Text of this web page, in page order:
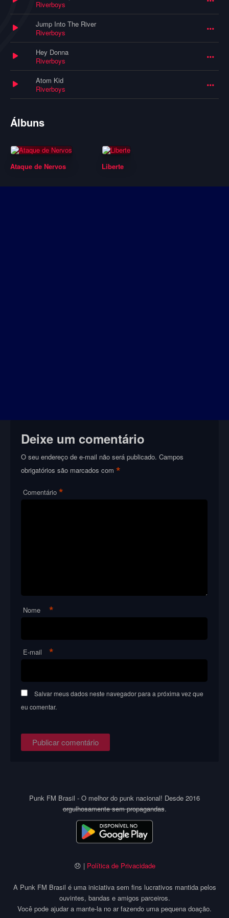
Riverboys
Jump Into The River
Riverboys
Hey Donna
Riverboys
Atom Kid
Riverboys
Álbuns
Ataque de Nervos Liberte
Deixe um comentário
O seu endereço de e-mail não será publicado. Campos
obrigatórios são marcados com*
Comentário *
Nome *
E-mail *
Salvar meus dados neste navegador para a próxima vez que
eu comentar.
Punk FM Brasil - O melhor do punk nacional! Desde 2016
orgulhosamente sem propagandas.
😞 | Política de Privacidade
A Punk FM Brasil é uma iniciativa sem fins lucrativos mantida pelos
ouvintes, bandas e amigos parceiros.
Você pode ajudar a mante-la no ar fazendo uma pequena doação.